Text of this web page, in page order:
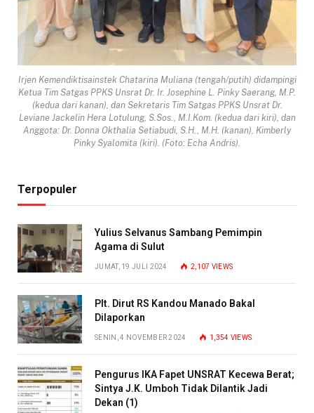
Irjen Kemendiktisainstek Chatarina Muliana (tengah/putih) didampingi
Ketua Tim Satgas PPKS Unsrat Dr. Ir. Josephine L. Pinky Saerang, M.P.
(kedua dari kanan), dan Sekretaris Tim Satgas PPKS Unsrat Dr.
Leviane Jackelin Hera Lotulung, S.Sos., M.I.Kom. (kedua dari kiri), dan
Anggota: Dr. Donna Okthalia Setiabudi, S.H., M.H. (kanan), Kimberly
Pinky Syalomita (kiri). (Foto: Echa Andris).
Terpopuler
Yulius Selvanus Sambang Pemimpin
Agama di Sulut
JUMAT, 19 JULI 2024 2,107 VIEWS
Plt. Dirut RS Kandou Manado Bakal
Dilaporkan
SENIN, 4 NOVEMBER 2024 1,354 VIEWS
Pengurus IKA Fapet UNSRAT Kecewa Berat;
Sintya J.K. Umboh Tidak Dilantik Jadi
Dekan (1)